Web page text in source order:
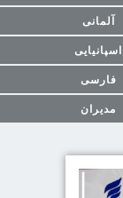
آلمانی
اسپانیایی
فارسی
مدیران